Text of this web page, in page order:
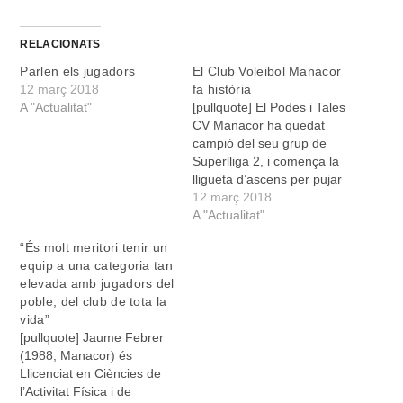
RELACIONATS
Parlen els jugadors
12 març 2018
A "Actualitat"
El Club Voleibol Manacor
fa història
[pullquote] El Podes i Tales
CV Manacor ha quedat
campió del seu grup de
Superlliga 2, i comença la
lligueta d’ascens per pujar
a la màxima categoria del
voleibol [/pullquote] La
12 març 2018
A "Actualitat"
“És molt meritori tenir un
equip a una categoria tan
elevada amb jugadors del
poble, del club de tota la
vida”
[pullquote] Jaume Febrer
(1988, Manacor) és
Llicenciat en Ciències de
l’Activitat Física i de